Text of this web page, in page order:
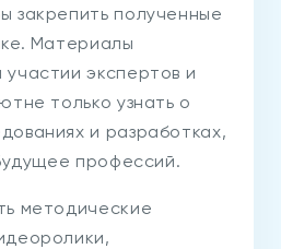
закрепить полученные
Материалы
экспертов и
только узнать о
и разработках,
профессий.
методические